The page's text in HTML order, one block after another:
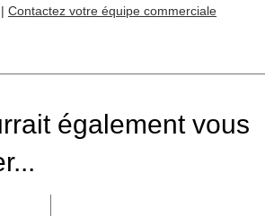
| Contactez votre équipe commerciale
également vous